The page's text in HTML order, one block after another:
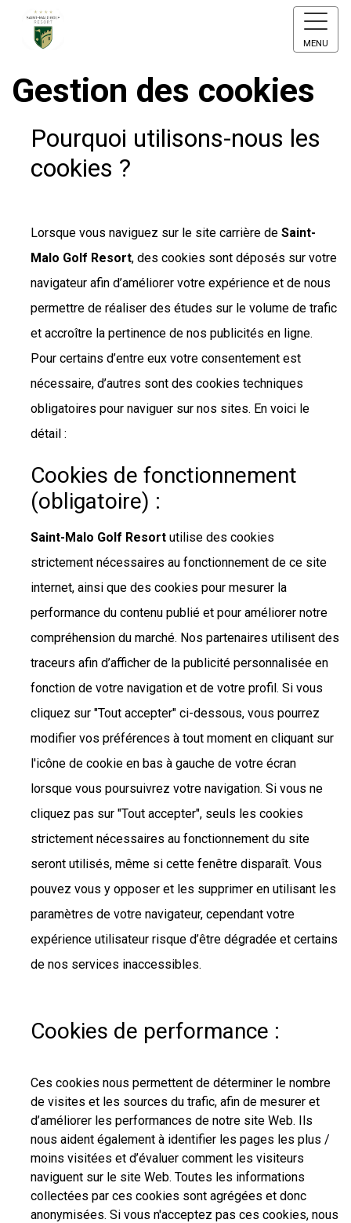
MENU
Gestion des cookies
Pourquoi utilisons-nous les
cookies ?
Lorsque vous naviguez sur le site carrière de Saint-
Malo Golf Resort, des cookies sont déposés sur votre
navigateur afin d’améliorer votre expérience et de nous
permettre de réaliser des études sur le volume de trafic
et accroître la pertinence de nos publicités en ligne.
Pour certains d’entre eux votre consentement est
nécessaire, d’autres sont des cookies techniques
obligatoires pour naviguer sur nos sites. En voici le
détail :
Cookies de fonctionnement
(obligatoire) :
Saint-Malo Golf Resort utilise des cookies
strictement nécessaires au fonctionnement de ce site
internet, ainsi que des cookies pour mesurer la
performance du contenu publié et pour améliorer notre
compréhension du marché. Nos partenaires utilisent des
traceurs afin d’afficher de la publicité personnalisée en
fonction de votre navigation et de votre profil. Si vous
cliquez sur "Tout accepter" ci-dessous, vous pourrez
modifier vos préférences à tout moment en cliquant sur
l'icône de cookie en bas à gauche de votre écran
lorsque vous poursuivrez votre navigation. Si vous ne
cliquez pas sur "Tout accepter", seuls les cookies
strictement nécessaires au fonctionnement du site
seront utilisés, même si cette fenêtre disparaît. Vous
pouvez vous y opposer et les supprimer en utilisant les
paramètres de votre navigateur, cependant votre
expérience utilisateur risque d’être dégradée et certains
de nos services inaccessibles.
Cookies de performance :
Ces cookies nous permettent de déterminer le nombre
de visites et les sources du trafic, afin de mesurer et
d’améliorer les performances de notre site Web. Ils
nous aident également à identifier les pages les plus /
moins visitées et d’évaluer comment les visiteurs
naviguent sur le site Web. Toutes les informations
collectées par ces cookies sont agrégées et donc
anonymisées. Si vous n'acceptez pas ces cookies, nous